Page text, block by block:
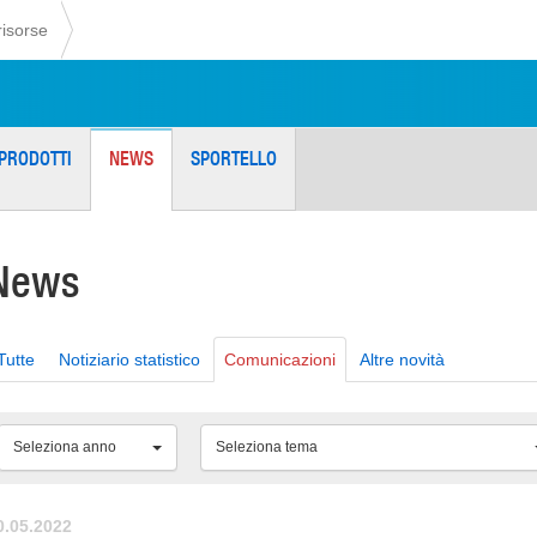
PRODOTTI NEWS SPORTELLO
Notiziario statistico Comunicazioni Altre novità
Seleziona anno Seleziona tema